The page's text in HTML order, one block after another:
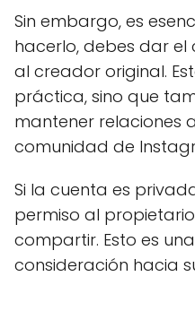
Sin embargo, es
hacerlo, debes dar
al creador original.
práctica, sino que
mantener relaciones
comunidad de
Si la cuenta es
permiso al
compartir. Esto es
consideración hacia